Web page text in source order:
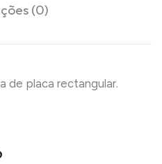
(0)
de placa rectangular.